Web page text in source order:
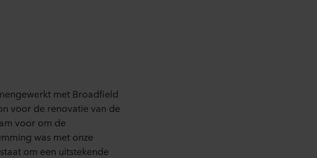
met Broadfield
voor de renovatie van de
voor om de
was met onze
om een ​​uitstekende